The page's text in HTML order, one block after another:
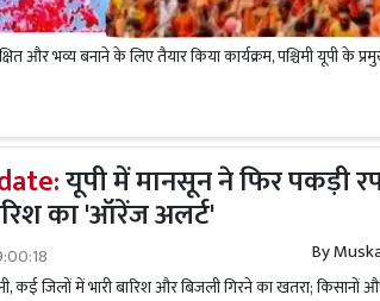
और भव्य बनाने के लिए तैयार किया कार्यक्रम, पश्चिमी यूपी के
यूपी में मानसून ने फिर पकड़ी
का 'ऑरेंज अलर्ट'
By
कई जिलों में भारी बारिश और बिजली गिरने का खतरा;